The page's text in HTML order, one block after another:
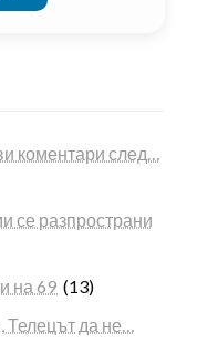
коментари след…
се разпространи
на 69 (13)
Телецът да не…